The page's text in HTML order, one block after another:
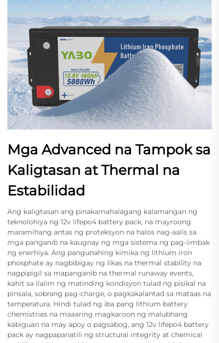
Mga Advanced na Tampok sa
Kaligtasan at Thermal na
Estabilidad
Ang kaligtasan ang pinakamahalagang kalamangan ng
teknolohiya ng 12v lifepo4 battery pack, na mayroong
maramihang antas ng proteksyon na halos nag-aalis sa
mga panganib na kaugnay ng mga sistema ng pag-iimbak
ng enerhiya. Ang pangunahing kimika ng lithium iron
phosphate ay nagbibigay ng likas na thermal stability na
nagpipigil sa mapanganib na thermal runaway events,
kahit sa ilalim ng matinding kondisyon tulad ng pisikal na
pinsala, sobrang pag-charge, o pagkakalantad sa mataas na
temperatura. Hindi tulad ng iba pang lithium battery
chemistries na maaaring magkaroon ng malubhang
kabiguan na may apoy o pagsabog, ang 12v lifepo4 battery
pack ay nagpapanatili ng structural integrity at chemical